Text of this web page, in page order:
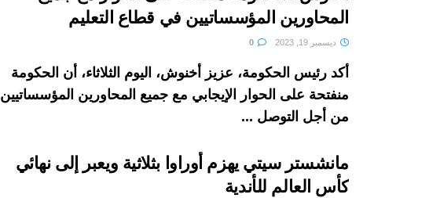
المحاورين المؤسساتيين في قطاع التعليم
ديسمبر 19, 2023
أكد رئيس الحكومة، عزيز أخنوش، اليوم الثلاثاء، أن الحكومة
منفتحة على الحوار الإيجابي مع جميع المحاورين المؤسساتيين
من أجل التوصل ...
مانشستر سيتي يهزم أوراوا بثلاثية ويعبر إلى نهائي
كأس العالم للأندية